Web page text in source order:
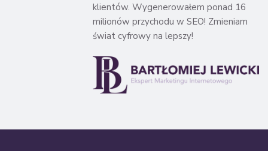
klientów. Wygenerowałem ponad 16
milionów przychodu w SEO! Zmieniam
świat cyfrowy na lepszy!